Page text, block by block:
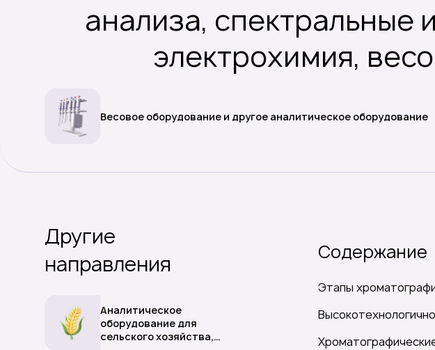
пластик, стекло
анализа, спектральные
электрохимия,
Весовое оборудование и другое аналитическое оборудование
Другие
направления
Аналитическое
оборудование для
сельского хозяйства,
Содержание
Этапы